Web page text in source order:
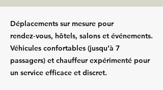
Déplacements sur mesure pour
rendez‑vous, hôtels, salons et événements.
Véhicules confortables (jusqu’à 7
passagers) et chauffeur expérimenté pour
un service efficace et discret.